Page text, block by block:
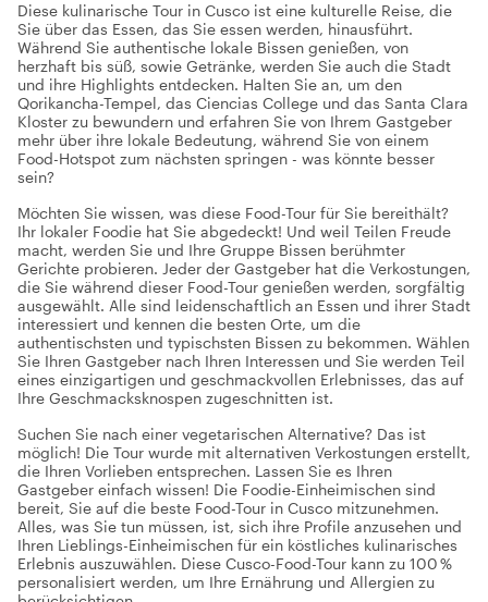
Diese kulinarische Tour in Cusco ist eine kulturelle Reise, die
Sie über das Essen, das Sie essen werden, hinausführt.
Während Sie authentische lokale Bissen genießen, von
herzhaft bis süß, sowie Getränke, werden Sie auch die Stadt
und ihre Highlights entdecken. Halten Sie an, um den
Qorikancha-Tempel, das Ciencias College und das Santa Clara
Kloster zu bewundern und erfahren Sie von Ihrem Gastgeber
mehr über ihre lokale Bedeutung, während Sie von einem
Food-Hotspot zum nächsten springen - was könnte besser
sein?
Möchten Sie wissen, was diese Food-Tour für Sie bereithält?
Ihr lokaler Foodie hat Sie abgedeckt! Und weil Teilen Freude
macht, werden Sie und Ihre Gruppe Bissen berühmter
Gerichte probieren. Jeder der Gastgeber hat die Verkostungen,
die Sie während dieser Food-Tour genießen werden, sorgfältig
ausgewählt. Alle sind leidenschaftlich an Essen und ihrer Stadt
interessiert und kennen die besten Orte, um die
authentischsten und typischsten Bissen zu bekommen. Wählen
Sie Ihren Gastgeber nach Ihren Interessen und Sie werden Teil
eines einzigartigen und geschmackvollen Erlebnisses, das auf
Ihre Geschmacksknospen zugeschnitten ist.
Suchen Sie nach einer vegetarischen Alternative? Das ist
möglich! Die Tour wurde mit alternativen Verkostungen erstellt,
die Ihren Vorlieben entsprechen. Lassen Sie es Ihren
Gastgeber einfach wissen! Die Foodie-Einheimischen sind
bereit, Sie auf die beste Food-Tour in Cusco mitzunehmen.
Alles, was Sie tun müssen, ist, sich ihre Profile anzusehen und
Ihren Lieblings-Einheimischen für ein köstliches kulinarisches
Erlebnis auszuwählen. Diese Cusco-Food-Tour kann zu 100 %
personalisiert werden, um Ihre Ernährung und Allergien zu